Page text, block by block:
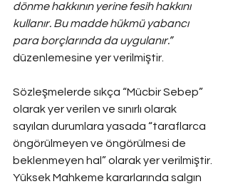
dönme hakkının yerine fesih hakkını
kullanır. Bu madde hükmü yabancı
para borçlarında da uygulanır.”
düzenlemesine yer verilmiştir.
Sözleşmelerde sıkça “Mücbir Sebep”
olarak yer verilen ve sınırlı olarak
sayılan durumlara yasada “taraflarca
öngörülmeyen ve öngörülmesi de
beklenmeyen hal” olarak yer verilmiştir.
Yüksek Mahkeme kararlarında salgın